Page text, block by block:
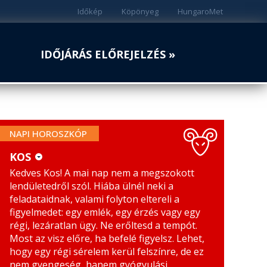
HungaroMet
Köpönyeg
Időkép
IDŐJÁRÁS ELŐREJELZÉS »
NAPI HOROSZKÓP
KOS
BIKA
IKREK
RÁK
MÉRLEG
SKORPIÓ
NYILAS
BAK
KOS
Kedves Kos! A mai nap nem a megszokott
lendületedről szól. Hiába ülnél neki a
feladataidnak, valami folyton eltereli a
figyelmedet: egy emlék, egy érzés vagy egy
régi, lezáratlan ügy. Ne erőltesd a tempót.
Most az visz előre, ha befelé figyelsz. Lehet,
hogy egy régi sérelem kerül felszínre, de ez